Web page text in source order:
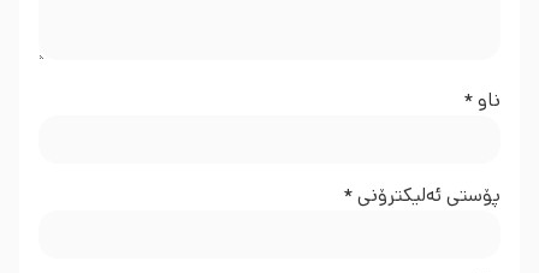
ناو*
پۆستی ئەلیکترۆنی*